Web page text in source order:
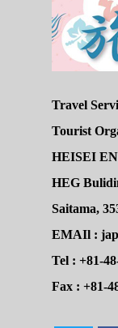
Travel
Tourist
HEISEI
HEG
Saitama,
EMAIl :
Tel : +81-
Fax : +81-